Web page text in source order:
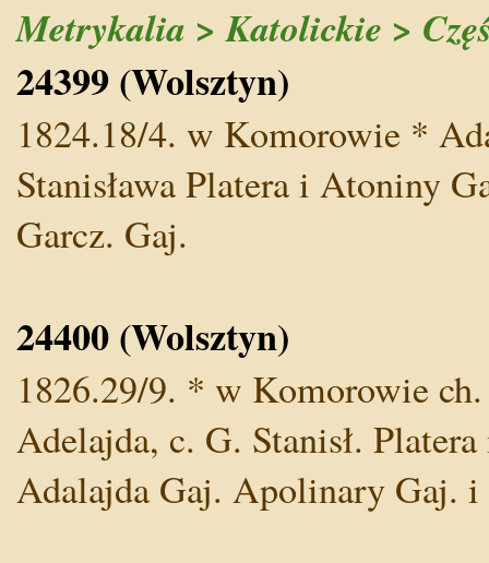
Metrykalia > Katolickie >
24399 (Wolsztyn)
1824.18/4. w Komorowie *
Stanisława Platera i Atoniny
Garcz. Gaj.
24400 (Wolsztyn)
1826.29/9. * w Komorowie
Adelajda, c. G. Stanisł.
Adalajda Gaj. Apolinary Gaj. i